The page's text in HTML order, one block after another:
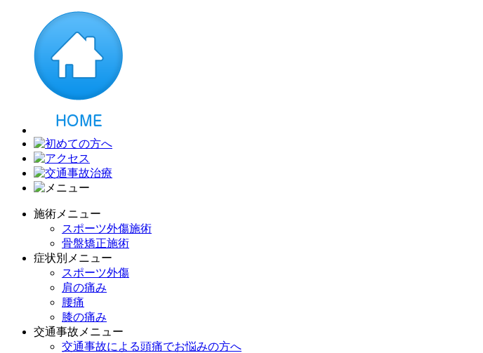
施術メニュー
スポーツ外傷施術
骨盤矯正施術
症状別メニュー
スポーツ外傷
肩の痛み
腰痛
膝の痛み
交通事故メニュー
交通事故による頭痛でお悩みの方へ